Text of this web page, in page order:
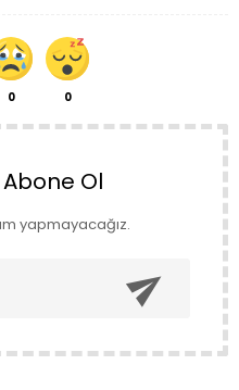
0 0
Ol
yapmayacağız.
